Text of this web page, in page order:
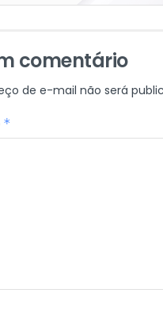
comentário
de e-mail não será
*